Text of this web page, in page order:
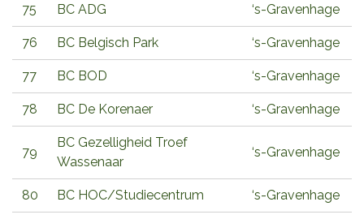
75 BC ADG ‘s-Gravenhage
76 BC Belgisch Park ‘s-Gravenhage
77 BC BOD ‘s-Gravenhage
78 BC De Korenaer ‘s-Gravenhage
79
BC Gezelligheid Troef
Wassenaar
‘s-Gravenhage
80 BC HOC/Studiecentrum ‘s-Gravenhage